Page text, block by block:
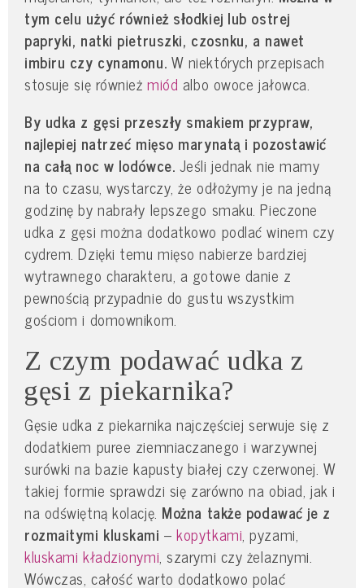
tym celu użyć również słodkiej lub ostrej
papryki, natki pietruszki, czosnku, a nawet
imbiru czy cynamonu. W niektórych przepisach
stosuje się równieżmiód albo owoce jałowca.
By udka z gęsi przeszły smakiem przypraw,
najlepiej natrzeć mięso marynatą i pozostawić
na całą noc w lodówce. Jeśli jednak nie mamy
na to czasu, wystarczy, że odłożymy je na jedną
godzinę by nabrały lepszego smaku. Pieczone
udka z gęsi można dodatkowo podlać winem czy
cydrem. Dzięki temu mięso nabierze bardziej
wytrawnego charakteru, a gotowe danie z
pewnością przypadnie do gustu wszystkim
gościom i domownikom.
Z czym podawać udka z
gęsi z piekarnika?
Gęsie udka z piekarnika najczęściej serwuje się z
dodatkiem puree ziemniaczanego i warzywnej
surówki na bazie kapusty białej czy czerwonej. W
takiej formie sprawdzi się zarówno na obiad, jak i
na odświętną kolację. Można także podawać je z
rozmaitymi kluskami –kopytkami, pyzami,
kluskami kładzionymi, szarymi czy żelaznymi.
Wówczas, całość warto dodatkowo polać